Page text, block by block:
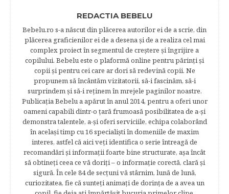
REDACTIA BEBELU
Bebelu.ro s-a născut din plăcerea autorilor ei de a scrie, din
plăcerea graficienilor ei de a desena şi de a realiza cel mai
complex proiect în segmentul de creştere şi îngrijire a
copilului. Bebelu este o plaformă online pentru părinţi şi
copii şi pentru cei care ar dori să redevină copii. Ne
propunem să încântăm vizitatorii, să-i fascinăm, să-i
surprindem şi să-i reţinem în mrejele paginilor noastre.​
Publicația Bebelu a apărut în anul 2014, pentru a oferi unor
oameni capabili dintr-o ţară frumoasă posibilitatea de a-şi
demonstra talentele, a-şi oferi serviciile, echipa colaborând
în acelaşi timp cu 16 specialişti în domeniile de maxim
interes, astfel că aici veţi identifica o serie întreagă de
recomandări şi informaţii foarte bine structurate, aşa încât
să obtineţi ceea ce vă doriţi – o informaţie corectă, clară şi
sigură. În cele 84 de secțuni vă stârnim, lună de lună,
curiozitatea, fie că sunteţi animaţi de dorinţa de a avea un